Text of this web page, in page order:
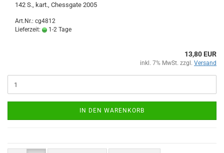
142 S., kart., Chessgate 2005
Art.Nr.: cg4812
Lieferzeit:
1-2 Tage
13,80 EUR
inkl. 7% MwSt. zzgl. Versand
IN DEN WARENKORB